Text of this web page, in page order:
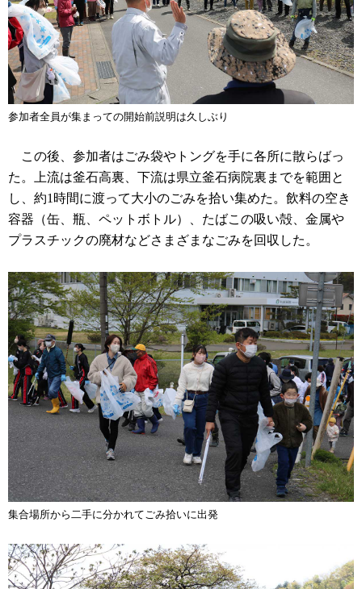
参加者全員が集まっての開始前説明は久しぶり
この後、参加者はごみ袋やトングを手に各所に散らばっ
た。上流は釜石高裏、下流は県立釜石病院裏までを範囲と
し、約1時間に渡って大小のごみを拾い集めた。飲料の空き
容器（缶、瓶、ペットボトル）、たばこの吸い殻、金属や
プラスチックの廃材などさまざまなごみを回収した。
集合場所から二手に分かれてごみ拾いに出発